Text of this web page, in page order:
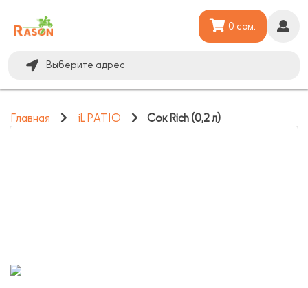
Выберите адрес
0 сом.
Главная iL PATIO Сок Rich (0,2 л)